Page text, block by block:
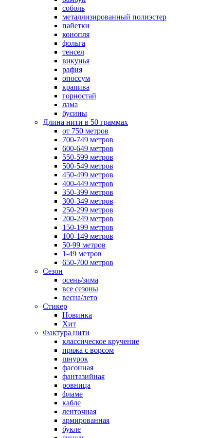
соболь
металлизированный полиэстер
пайетки
конопля
фольга
тенсел
викунья
рафия
опоссум
крапива
горностай
лама
бусины
Длина нити в 50 граммах
от 750 метров
700-749 метров
600-649 метров
550-599 метров
500-549 метров
450-499 метров
400-449 метров
350-399 метров
300-349 метров
250-299 метров
200-249 метров
150-199 метров
100-149 метров
50-99 метров
1-49 метров
650-700 метров
Сезон
осень/зима
все сезоны
весна/лето
Стикер
Новинка
Хит
Фактура нити
классическое кручение
пряжа с ворсом
шнурок
фасонная
фантазийная
ровница
фламе
кабле
ленточная
армированная
букле